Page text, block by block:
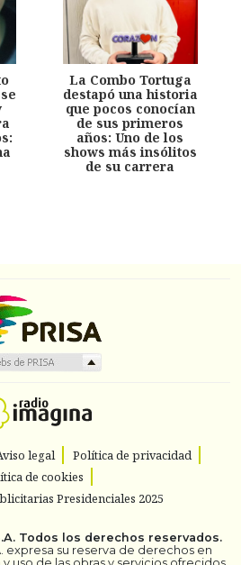
La Combo Tortuga
destapó una historia
que pocos conocían
de sus primeros
años: Uno de los
shows más insólitos
de su carrera
legal
Política de privacidad
de cookies
Presidenciales 2025
Todos los derechos reservados.
expresa su reserva de derechos en